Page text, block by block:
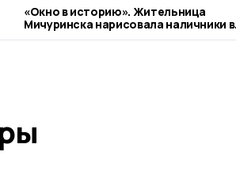
«Окно в историю». Жительница
Мичуринска нарисовала наличники в
стиле гжель